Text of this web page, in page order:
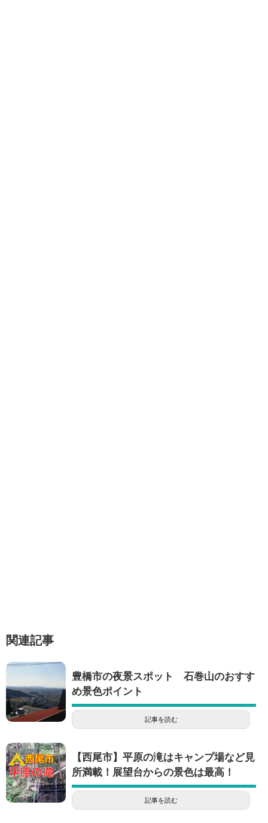
関連記事
豊橋市の夜景スポット 石巻山のおすす
め景色ポイント
記事を読む
【西尾市】平原の滝はキャンプ場など見
所満載！展望台からの景色は最高！
記事を読む